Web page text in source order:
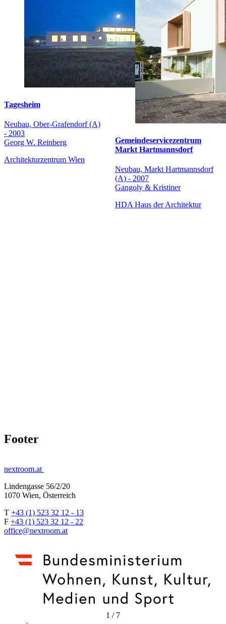
1 / 7
Tagesheim
Neubau, Ober-Grafendorf (A)
- 2003
Georg W. Reinberg
Architekturzentrum Wien
Gemeindeservicezentrum
Markt Hartmannsdorf
Neubau, Markt Hartmannsdorf
(A) - 2007
Gangoly & Kristiner
HDA Haus der Architektur
Footer
nextroom.at
Lindengasse 56/2/20
1070 Wien, Österreich
T +43 (1) 523 32 12 - 13
F +43 (1) 523 32 12 - 22
office@nextroom.at